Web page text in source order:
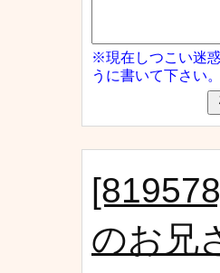
※現在しつこい迷
うに書いて下さい
のお兄